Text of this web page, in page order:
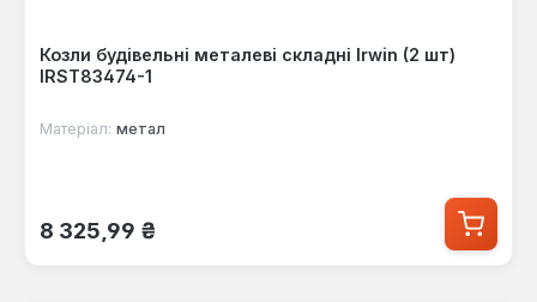
Козли будівельні металеві складні Irwin (2 шт)
IRST83474-1
Матеріал: метал
Звичайна ціна:
8 325,99 ₴